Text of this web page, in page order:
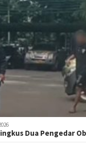
Dua Pengedar